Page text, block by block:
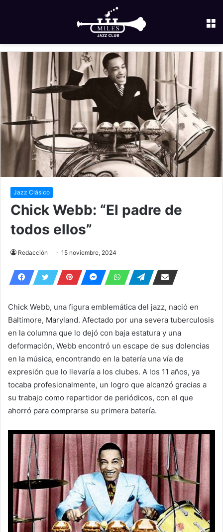
Jazz Clásico
Chick Webb: “El padre de
todos ellos”
Redacción 15 noviembre, 2024
Chick Webb, una figura emblemática del jazz, nació en
Baltimore, Maryland. Afectado por una severa tuberculosis
en la columna que lo dejó con baja estatura y una
deformación, Webb encontró un escape de sus dolencias
en la música, encontrando en la batería una vía de
expresión que lo llevaría a los clubes. A los 11 años, ya
tocaba profesionalmente, un logro que alcanzó gracias a
su trabajo como repartidor de periódicos, con el que
ahorró para comprarse su primera batería.